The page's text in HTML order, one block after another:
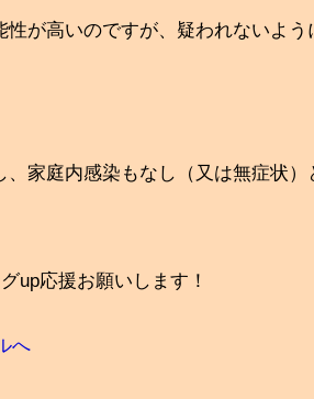
が高いのですが、疑われないよ
家庭内感染もなし（又は無症状）
up応援お願いします！
へ